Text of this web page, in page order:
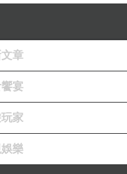
章
宴
家
樂